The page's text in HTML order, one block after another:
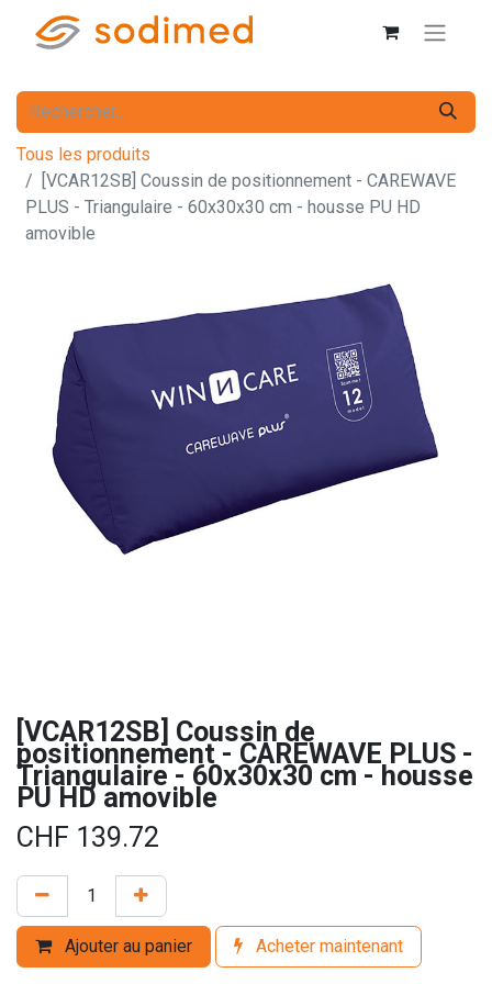
Tous les produits
[VCAR12SB] Coussin de positionnement - CAREWAVE
PLUS - Triangulaire - 60x30x30 cm - housse PU HD
amovible
[VCAR12SB] Coussin de
positionnement - CAREWAVE PLUS -
Triangulaire - 60x30x30 cm - housse
PU HD amovible
CHF 139.72
Ajouter au panier Acheter maintenant